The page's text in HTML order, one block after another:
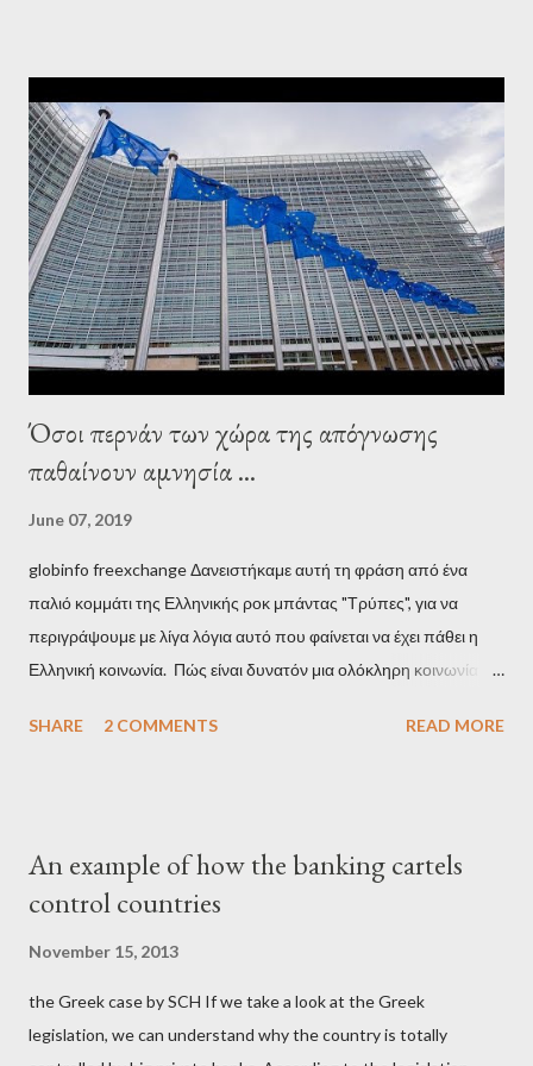
interview, Varoufakis claims that he had no idea what Soros
wanted to talk about. As Varoufakis also writes in his book
Adults in the Room: My Battle with Europe's Deep
Establishment, for years he has been falsely portrayed by the
pro-troika establishment and the anti-Semitic Right as Soros’s
stooge in Greece. Yet, Soros’s message to the Greek prime
minister, Alexis Tsipras, came as a perverse vindication. ‘ Fire...
Όσοι περνάν των χώρα της απόγνωσης
παθαίνουν αμνησία ...
June 07, 2019
globinfo freexchange Δανειστήκαμε αυτή τη φράση από ένα
παλιό κομμάτι της Ελληνικής ροκ μπάντας "Τρύπες", για να
περιγράψουμε με λίγα λόγια αυτό που φαίνεται να έχει πάθει η
Ελληνική κοινωνία. Πώς είναι δυνατόν μια ολόκληρη κοινωνία να
σύστημα των κρατικοδίαιτων 'ημέτερων' και της
κοινωνία να ετοιμάζεται να ξαναφέρει στην εξουσία ένα κομμάτι
αυτού του άθλιου πολιτικού κατεστημένου, με την επιστροφή
βάρβαρων νεοφιλελεύθερων πολιτικών και σκληρής λιτότητας
και που ανάγκασε τη χώρα να διαβεί τον εφιαλτικό μονόδρομο
SHARE 2 COMMENTS READ MORE
An example of how the banking cartels
control countries
November 15, 2013
the Greek case by SCH If we take a look at the Greek
legislation, we can understand why the country is totally